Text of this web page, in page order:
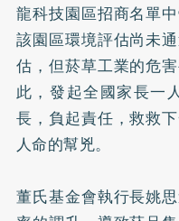
龍科技園區招商名單
該園區環境評估尚未
估，但菸草工業的危
此，發起全國家長一
長，負起責任，救救
人命的幫兇。
董氏基金會執行長姚